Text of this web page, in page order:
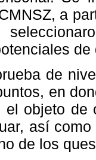
a
de
de
en
el objeto de
así
de los